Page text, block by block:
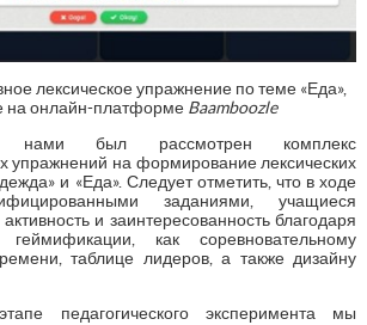
лексическое упражнение по теме «Еда»,
на онлайн-платформе Baamboozle
нами был рассмотрен комплекс
упражнений на формирование лексических
и «Еда». Следует отметить, что в ходе
заданиями, учащиеся
и заинтересованность благодаря
как соревновательному
таблице лидеров, а также дизайну
педагогического эксперимента мы